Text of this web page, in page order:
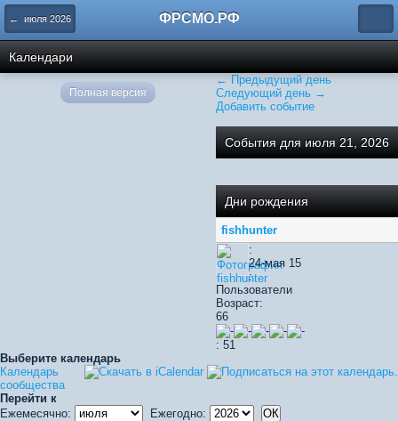
← июля 2026 ФРСМО.РФ
Календари
← Предыдущий день
Следующий день →
Добавить событие
События для июля 21, 2026
Дни рождения
fishhunter
:
24-мая 15
:
Пользователи
Возраст:
66
: 51
Выберите календарь
Календарь
сообщества
Перейти к
Ежемесячно:
Ежегодно:
Полная версия